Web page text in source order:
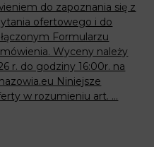
do zapoznania się z
ofertowego i do
Formularzu
Wyceny należy
r. do godziny 16:00r. na
Niniejsze
w rozumieniu art. ...